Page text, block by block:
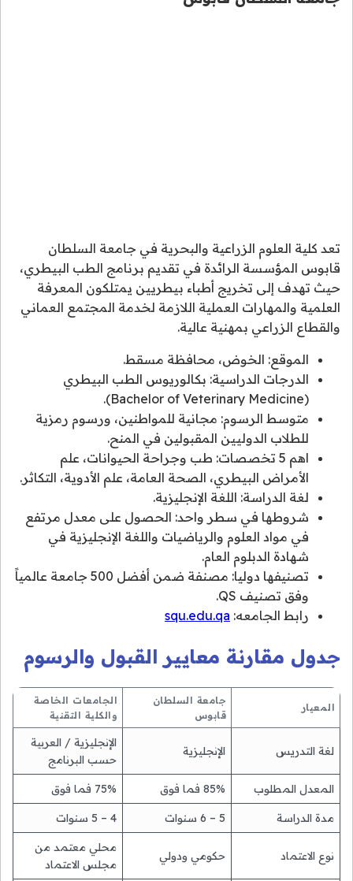
تعد كلية العلوم الزراعية والبحرية في جامعة السلطان
قابوس المؤسسة الرائدة في تقديم برنامج الطب البيطري،
حيث تهدف إلى تخريج أطباء بيطريين يمتلكون المعرفة
العلمية والمهارات العملية اللازمة لخدمة المجتمع العماني
والقطاع الزراعي بمهنية عالية.
الموقع: الخوض، محافظة مسقط.
الدرجات الدراسية: بكالوريوس الطب البيطري
(Bachelor of Veterinary Medicine).
متوسط الرسوم: مجانية للمواطنين، ورسوم رمزية
للطلاب الدوليين المقبولين في المنح.
اهم 5 تخصصات: طب وجراحة الحيوانات، علم
الأمراض البيطري، الصحة العامة، علم الأدوية، التكاثر.
لغة الدراسة: اللغة الإنجليزية.
شروطها في سطر واحد: الحصول على معدل مرتفع
في مواد العلوم والرياضيات واللغة الإنجليزية في
شهادة الدبلوم العام.
تصنيفها دوليا: مصنفة ضمن أفضل 500 جامعة عالمياً
وفق تصنيف QS.
رابط الجامعه: squ.edu.qa
جدول مقارنة معايير القبول والرسوم
المعيار
جامعة السلطان
قابوس
الجامعات الخاصة
والكلية التقنية
لغة التدريس الإنجليزية
الإنجليزية / العربية
حسب البرنامج
المعدل المطلوب 85% فما فوق 75% فما فوق
مدة الدراسة 5 – 6 سنوات 4 – 5 سنوات
نوع الاعتماد حكومي ودولي
محلي معتمد من
مجلس الاعتماد